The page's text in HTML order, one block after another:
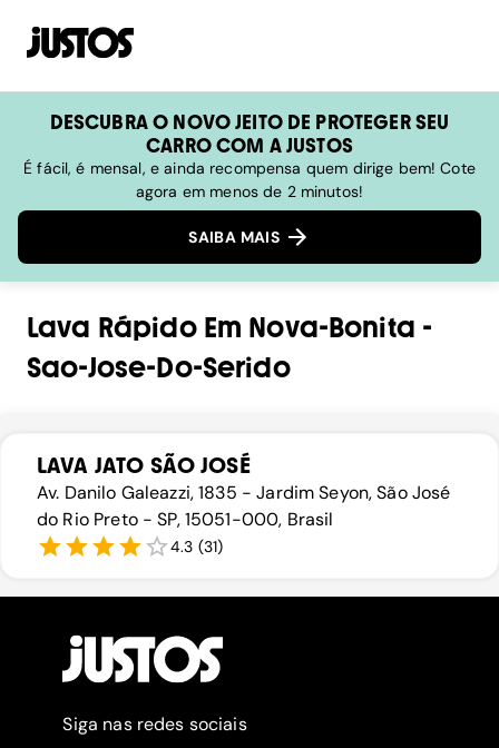
DESCUBRA O NOVO JEITO DE PROTEGER SEU
CARRO COM A JUSTOS
É fácil, é mensal, e ainda recompensa quem dirige bem! Cote
agora em menos de 2 minutos!
SAIBA MAIS
Lava RápidoEm Nova-Bonita -
Sao-Jose-Do-Serido
LAVA JATO SÃO JOSÉ
Av. Danilo Galeazzi, 1835 - Jardim Seyon, São José
do Rio Preto - SP, 15051-000, Brasil
4.3 (31)
Siga nas redes sociais